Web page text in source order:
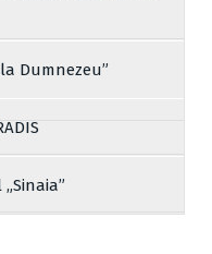
Dumnezeu”